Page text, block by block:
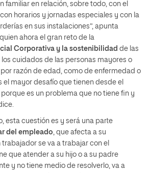
familiar en relación, sobre todo, con el
horarios y jornadas especiales y con la
en sus instalaciones”, apunta
ahora el gran reto de la
Corporativa y la sostenibilidad de las
cuidados de las personas mayores o
razón de edad, como de enfermedad o
el mayor desafío que tienen desde el
es un problema que no tiene fin y
esta cuestión es y será una parte
del empleado, que afecta a su
se va a trabajar con el
que atender a su hijo o a su padre
y no tiene medio de resolverlo, va a